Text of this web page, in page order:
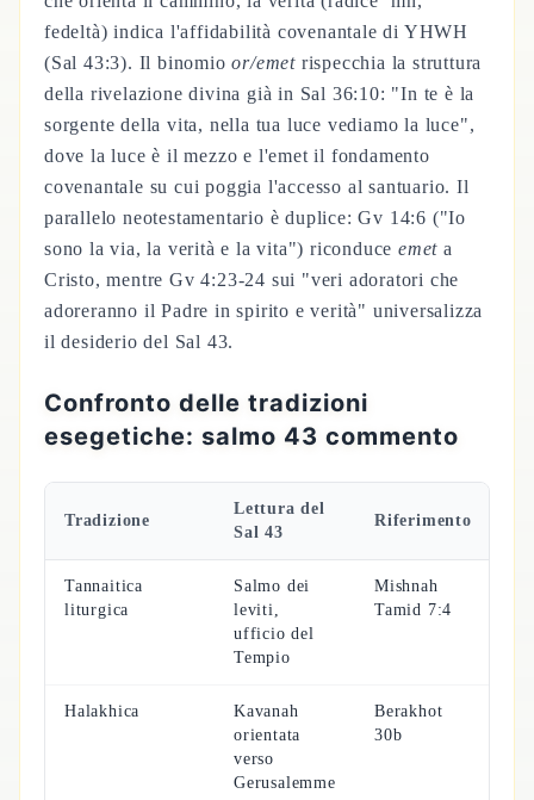
fedeltà) indica l'affidabilità covenantale di YHWH
(Sal 43:3). Il binomioor/emet rispecchia la struttura
della rivelazione divina già in Sal 36:10: "In te è la
sorgente della vita, nella tua luce vediamo la luce",
dove la luce è il mezzo e l'emet il fondamento
covenantale su cui poggia l'accesso al santuario. Il
parallelo neotestamentario è duplice: Gv 14:6 ("Io
sono la via, la verità e la vita") riconduceemet a
Cristo, mentre Gv 4:23-24 sui "veri adoratori che
adoreranno il Padre in spirito e verità" universalizza
il desiderio del Sal 43.
Confronto delle tradizioni
esegetiche: salmo 43 commento
Tradizione
Lettura del
Sal 43
Riferimento
Tannaitica
liturgica
Salmo dei
leviti,
ufficio del
Tempio
Mishnah
Tamid 7:4
Halakhica
Kavanah
orientata
verso
Gerusalemme
Berakhot
30b